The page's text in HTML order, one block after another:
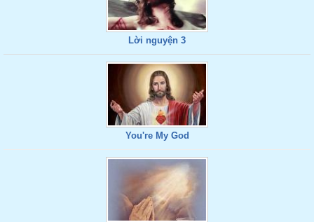
Lời nguyện 3
You're My God